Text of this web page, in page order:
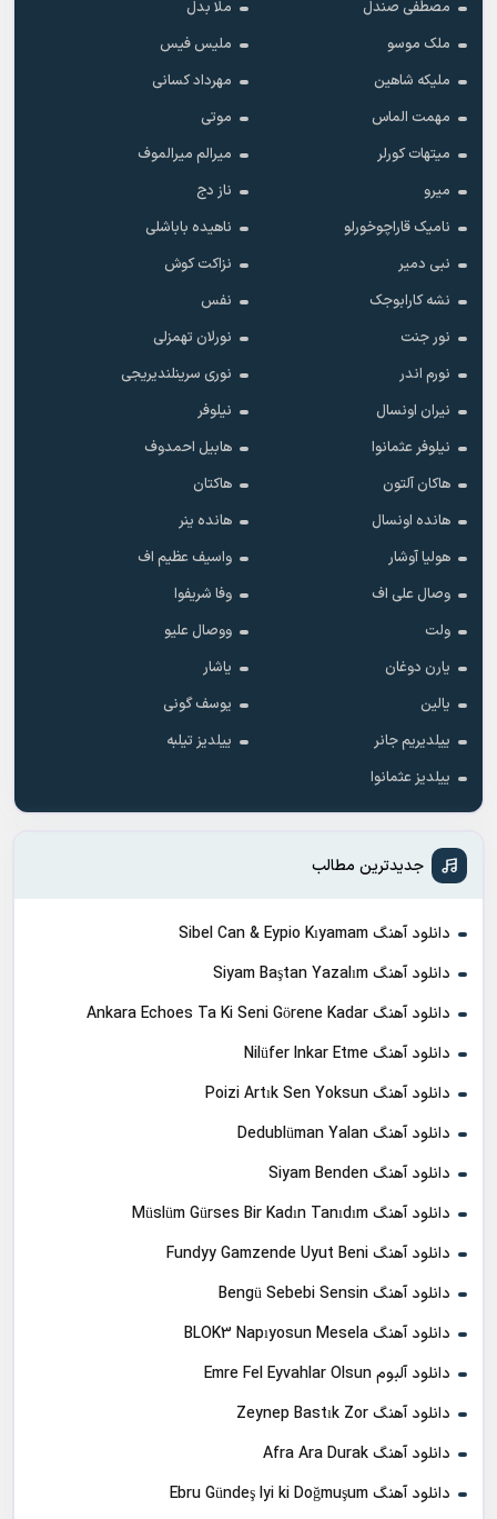
مصطفی صندل
ملا بدل
ملک موسو
ملیس فیس
ملیکه شاهین
مهرداد کسانی
مهمت الماس
موتی
میتهات کورلر
میرالم میرالموف
میرو
ناز دج
نامیک قاراچوخورلو
ناهیده باباشلی
نبی دمیر
نزاکت کوش
نشه کارابوجک
نفس
نور جنت
نورلان تهمزلی
نورم اندر
نوری سرینلندیریجی
نیران اونسال
نیلوفر
نیلوفر عثمانوا
هابیل احمدوف
هاکان آلتون
هاکتان
هانده اونسال
هانده ینر
هولیا آوشار
واسیف عظیم اف
وصال علی اف
وفا شریفوا
ولت
ووصال علیو
یارن دوغان
یاشار
یالین
یوسف گونی
ییلدیریم جانر
ییلدیز تیلبه
ییلدیز عثمانوا
جدیدترین مطالب
دانلود آهنگ Sibel Can & Eypio Kıyamam
دانلود آهنگ Siyam Baştan Yazalım
دانلود آهنگ Ankara Echoes Ta Ki Seni Görene Kadar
دانلود آهنگ Nilüfer Inkar Etme
دانلود آهنگ Poizi Artık Sen Yoksun
دانلود آهنگ Dedublüman Yalan
دانلود آهنگ Siyam Benden
دانلود آهنگ Müslüm Gürses Bir Kadın Tanıdım
دانلود آهنگ Fundyy Gamzende Uyut Beni
دانلود آهنگ Bengü Sebebi Sensin
دانلود آهنگ BLOK3 Napıyosun Mesela
دانلود آلبوم Emre Fel Eyvahlar Olsun
دانلود آهنگ Zeynep Bastık Zor
دانلود آهنگ Afra Ara Durak
دانلود آهنگ Ebru Gündeş Iyi ki Doğmuşum